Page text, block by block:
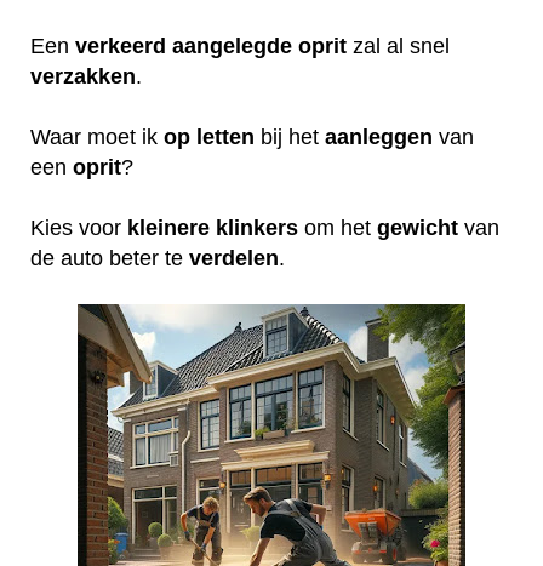
Een verkeerd aangelegde oprit zal al snel
verzakken.
Waar moet ik op letten bij het aanleggen van
een oprit?
Kies voor kleinere klinkers om het gewicht van
de auto beter te verdelen.